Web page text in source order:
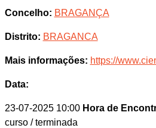
Concelho: BRAGANÇA
Distrito: BRAGANCA
Mais informações: https://
Data:
23-07-2025 10:00 Hora de
curso / terminada